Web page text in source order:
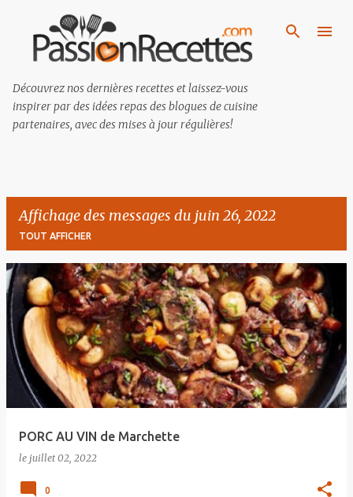
Passer au contenu principal
Découvrez nos dernières recettes et laissez-vous
inspirer par des idées repas des blogues de cuisine
partenaires, avec des mises à jour régulières!
Affichage des messages du juin 26, 2022
TOUT AFFICHER
M
e
s
PORC AU VIN de Marchette
le juillet 02, 2022
0